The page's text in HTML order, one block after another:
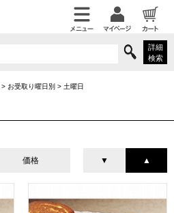
詳細
検索
> お受取り曜日別 > 土曜日
価格 ▼ ▲